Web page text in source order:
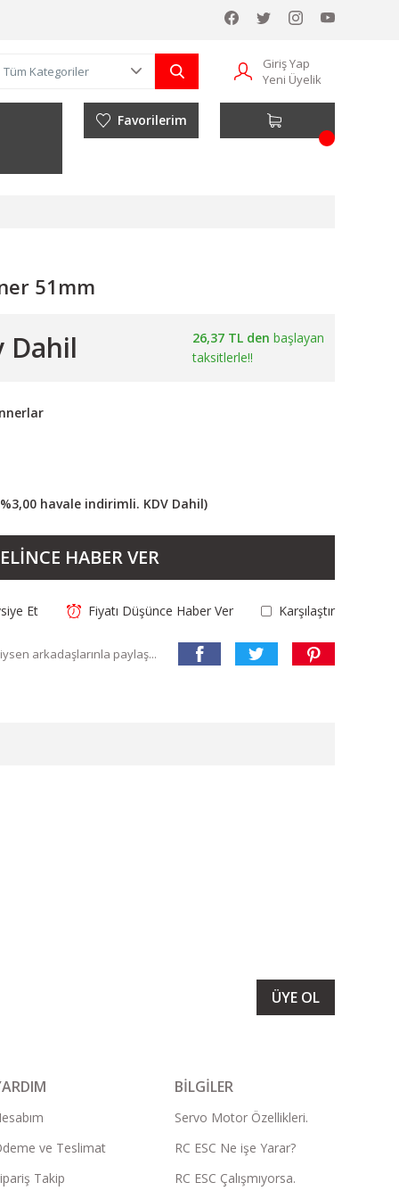
Giriş Yap
Yeni Üyelik
Favorilerim
51mm
Dahil 26,37 TL den başlayan
taksitlerle!!
havale indirimli. KDV Dahil)
HABER VER
Et Fiyatı Düşünce Haber Ver Karşılaştır
arkadaşlarınla paylaş...
ÜYE OL
ve Teslimat
Takip
BİLGİLER
Servo Motor Özellikleri.
RC ESC Ne işe Yarar?
RC ESC Çalışmıyorsa.